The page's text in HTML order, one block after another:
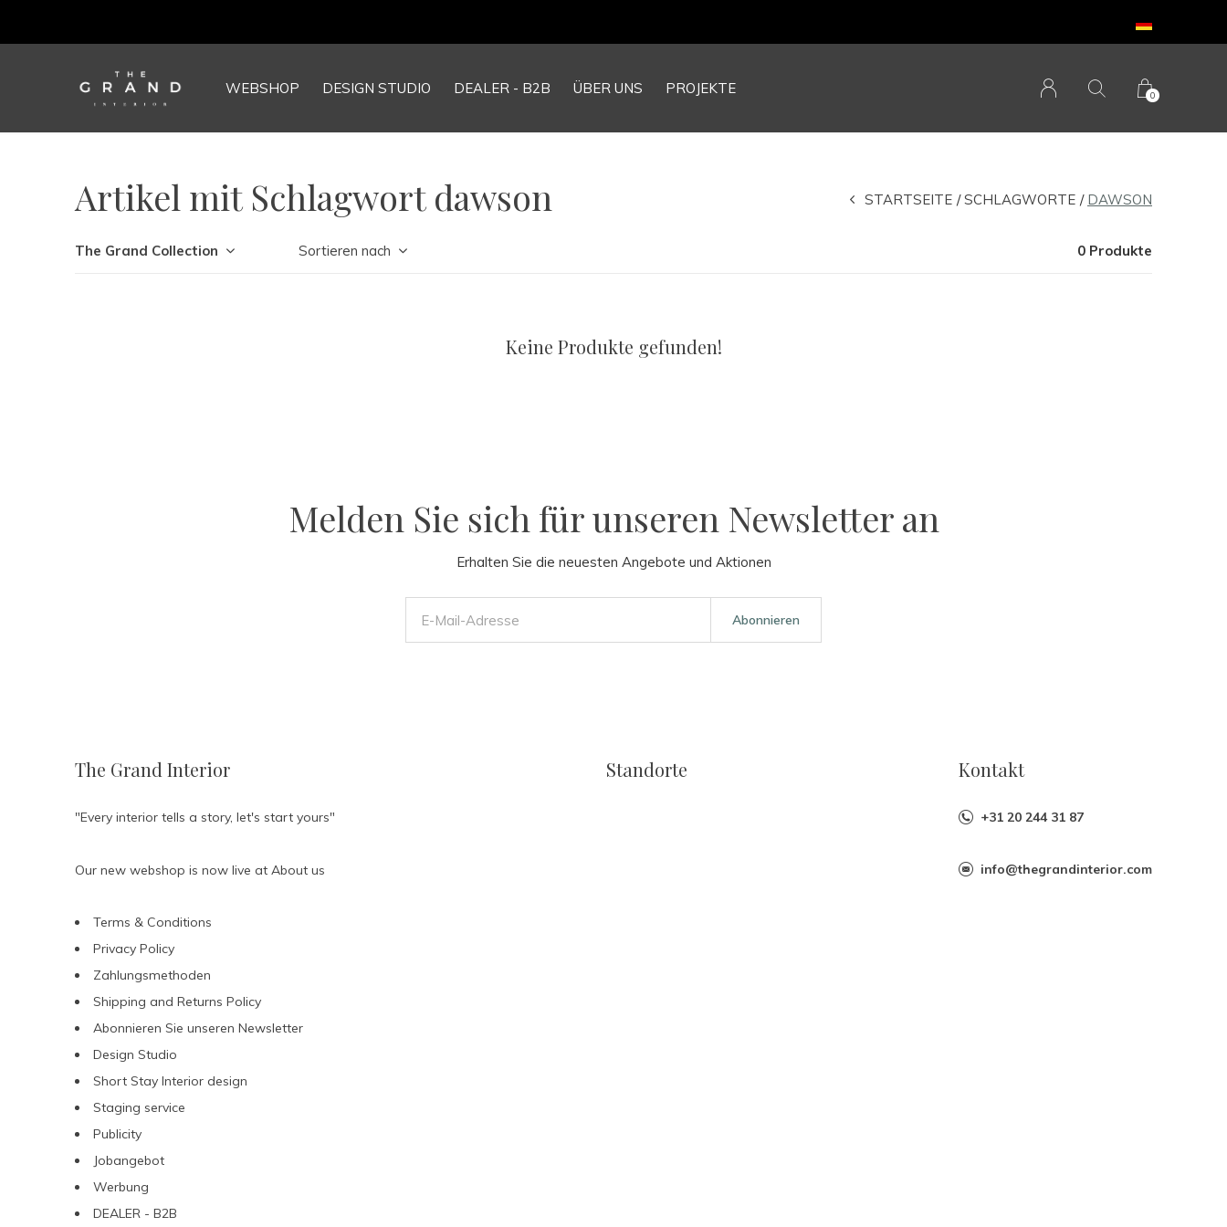
WEBSHOP DESIGN STUDIO DEALER - B2B ÜBER UNS PROJEKTE 0
Artikel mit Schlagwort dawson STARTSEITE SCHLAGWORTE DAWSON
The Grand Collection Sortieren nach 0 Produkte
Keine Produkte gefunden!
Melden Sie sich für unseren Newsletter an
Erhalten Sie die neuesten Angebote und Aktionen
Abonnieren
The Grand Interior
"Every interior tells a story, let's start yours"
Our new webshop is now live at About us
Terms & Conditions
Privacy Policy
Zahlungsmethoden
Shipping and Returns Policy
Abonnieren Sie unseren Newsletter
Design Studio
Short Stay Interior design
Staging service
Publicity
Jobangebot
Werbung
DEALER - B2B
Standorte Kontakt
+31 20 244 31 87
info@thegrandinterior.com